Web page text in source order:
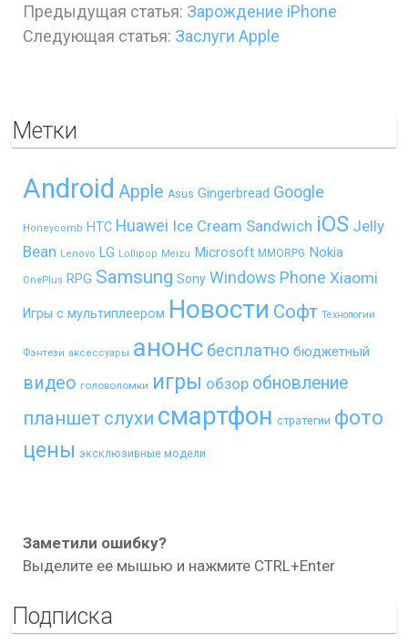
Предыдущая статья: Зарождение iPhone
Следующая статья: Заслуги Apple
Метки
Android Apple Asus Gingerbread Google
Honeycomb HTC Huawei Ice Cream Sandwich iOS Jelly
Bean Lenovo LG Lollipop Meizu Microsoft MMORPG Nokia
OnePlus RPG Samsung Sony Windows Phone Xiaomi
Игры с мультиплеером Новости Софт Технологии
Фэнтези аксессуары анонс бесплатно бюджетный
видео головоломки игры обзор обновление
планшет слухи смартфон стратегии фото
цены эксклюзивные модели
Заметили ошибку?
Выделите ее мышью и нажмите CTRL+Enter
Подписка